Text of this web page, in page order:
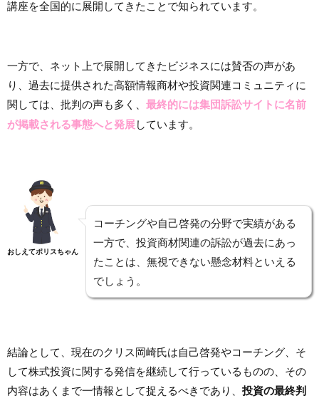
講座を全国的に展開してきたことで知られています。
一方で、ネット上で展開してきたビジネスには賛否の声があ
り、過去に提供された高額情報商材や投資関連コミュニティに
関しては、批判の声も多く、 最終的には集団訴訟サイトに名前
が掲載される事態へと発展しています。
おしえてポリスちゃん
コーチングや自己啓発の分野で実績がある
一方で、投資商材関連の訴訟が過去にあっ
たことは、無視できない懸念材料といえる
でしょう。
結論として、現在のクリス岡崎氏は自己啓発やコーチング、そ
して株式投資に関する発信を継続して行っているものの、その
内容はあくまで一情報として捉えるべきであり、 投資の最終判